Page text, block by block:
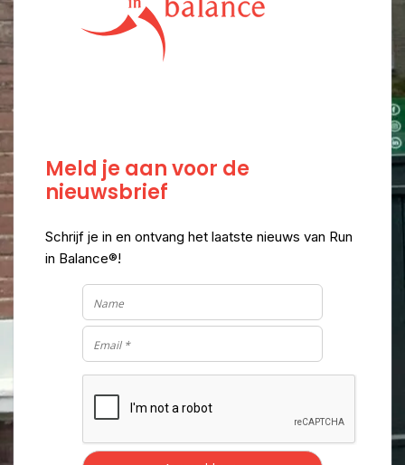
Meld je aan voor de
nieuwsbrief
Schrijf je in en ontvang het laatste nieuws van Run
in Balance®!